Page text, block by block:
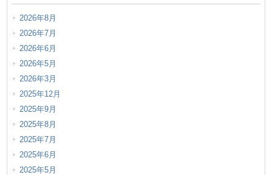
2026年8月
2026年7月
2026年6月
2026年5月
2026年3月
2025年12月
2025年9月
2025年8月
2025年7月
2025年6月
2025年5月